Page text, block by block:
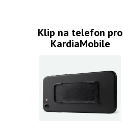
Klip na telefon pro
KardiaMobile